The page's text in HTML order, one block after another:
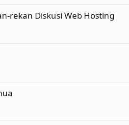
rekan Diskusi Web Hosting